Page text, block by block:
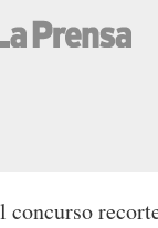
concurso